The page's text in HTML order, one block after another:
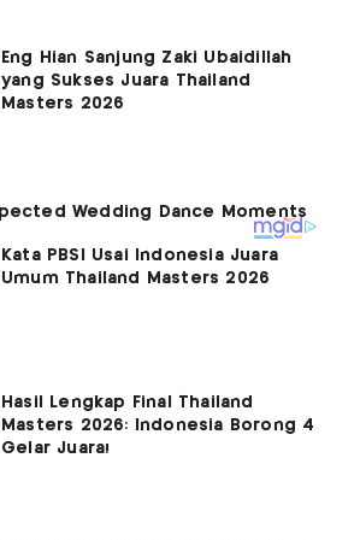
Eng Hian Sanjung Zaki Ubaidillah
yang Sukses Juara Thailand
Masters 2026
Kata PBSI Usai Indonesia Juara
Umum Thailand Masters 2026
Hasil Lengkap Final Thailand
Masters 2026: Indonesia Borong 4
Gelar Juara!